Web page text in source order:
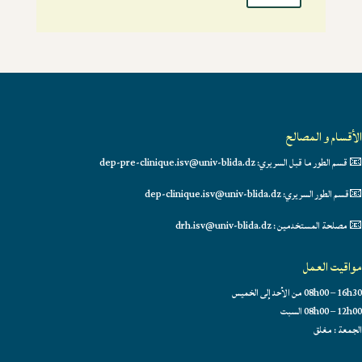
الأقسام و المصالح
📧 قسم الطور ما قبل السريري: dep-pre-clinique.isv@univ-blida.dz
📧قسم الطور السريري: dep-clinique.isv@univ-blida.dz
📧 مصلحة المستخدمين : drh.isv@univ-blida.dz
مواقيت العمل
08h00 – 16h30 من الأحد إلى الخميس
08h00 – 12h00 السبت
الجمعة : مغلق